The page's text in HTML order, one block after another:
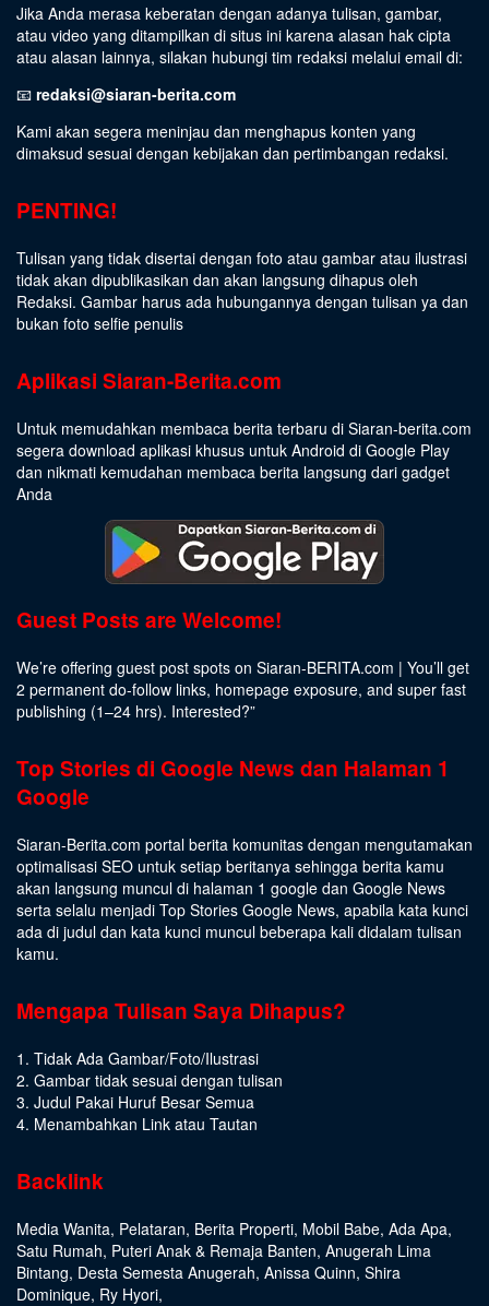
Jika Anda merasa keberatan dengan adanya tulisan, gambar,
atau video yang ditampilkan di situs ini karena alasan hak cipta
atau alasan lainnya, silakan hubungi tim redaksi melalui email di:
📧 redaksi@siaran-berita.com
Kami akan segera meninjau dan menghapus konten yang
dimaksud sesuai dengan kebijakan dan pertimbangan redaksi.
PENTING!
Tulisan yang tidak disertai dengan foto atau gambar atau ilustrasi
tidak akan dipublikasikan dan akan langsung dihapus oleh
Redaksi. Gambar harus ada hubungannya dengan tulisan ya dan
bukan foto selfie penulis
Aplikasi Siaran-Berita.com
Untuk memudahkan membaca berita terbaru di Siaran-berita.com
segera download aplikasi khusus untuk Android di Google Play
dan nikmati kemudahan membaca berita langsung dari gadget
Anda
Guest Posts are Welcome!
We’re offering guest post spots on Siaran-BERITA.com | You’ll get
2 permanent do-follow links, homepage exposure, and super fast
publishing (1–24 hrs). Interested?”
Top Stories di Google News dan Halaman 1
Google
Siaran-Berita.com portal berita komunitas dengan mengutamakan
optimalisasi SEO untuk setiap beritanya sehingga berita kamu
akan langsung muncul di halaman 1 google dan Google News
serta selalu menjadi Top Stories Google News, apabila kata kunci
ada di judul dan kata kunci muncul beberapa kali didalam tulisan
kamu.
Mengapa Tulisan Saya Dihapus?
1. Tidak Ada Gambar/Foto/Ilustrasi
2. Gambar tidak sesuai dengan tulisan
3. Judul Pakai Huruf Besar Semua
4. Menambahkan Link atau Tautan
Backlink
Media Wanita, Pelataran, Berita Properti, Mobil Babe, Ada Apa,
Satu Rumah, Puteri Anak & Remaja Banten, Anugerah Lima
Bintang, Desta Semesta Anugerah, Anissa Quinn, Shira
Dominique, Ry Hyori,